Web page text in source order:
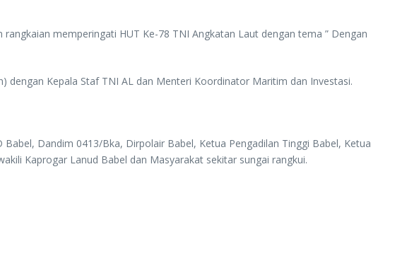
memperingati HUT Ke-78 TNI Angkatan Laut dengan tema ” Dengan
dengan Kepala Staf TNI AL dan Menteri Koordinator Maritim dan Investasi.
Dandim 0413/Bka, Dirpolair Babel, Ketua Pengadilan Tinggi Babel, Ketua
Kaprogar Lanud Babel dan Masyarakat sekitar sungai rangkui.